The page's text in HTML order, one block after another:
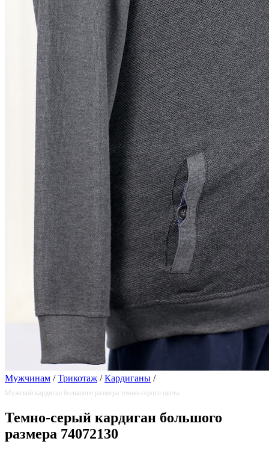
Мужчинам / Трикотаж / Кардиганы /
Мужской кардиган большого размера темно-серого цвета
Темно-серый кардиган большого
размера 74072130